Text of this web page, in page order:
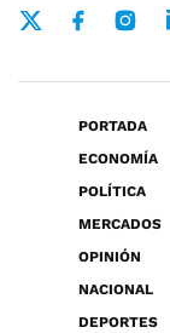
PORTADA
ECONOMÍA
POLÍTICA
MERCADOS
OPINIÓN
NACIONAL
DEPORTES